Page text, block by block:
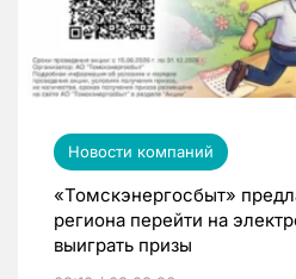
Новости компаний
«Томскэнергосбыт»
региона перейти на
выиграть призы